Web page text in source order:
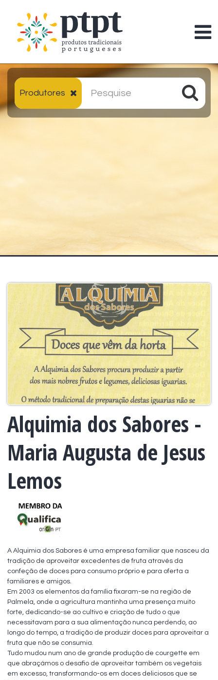
Produtores
Alquimia dos Sabores -
Maria Augusta de Jesus
Lemos
A Alquimia dos Sabores é uma empresa familiar que nasceu da
tradição de aproveitar excedentes de fruta através da
confeção de doces para consumo próprio e para oferta a
familiares e amigos.
Em 2003 os elementos da família fixaram-se na região de
Palmela, onde a agricultura mantinha uma presença muito
forte, dedicando-se ao cultivo e criação de tudo o que
necessitavam para a sua alimentação nunca perdendo, ao
longo do tempo, a tradição de produzir doces para aproveitar a
fruta que não se consumia.
Tudo mudou num ano de grande produção de courgette em
que abraçámos o desafio de aproveitar também os vegetais
em excesso, transformando-os em doces deliciosos que se